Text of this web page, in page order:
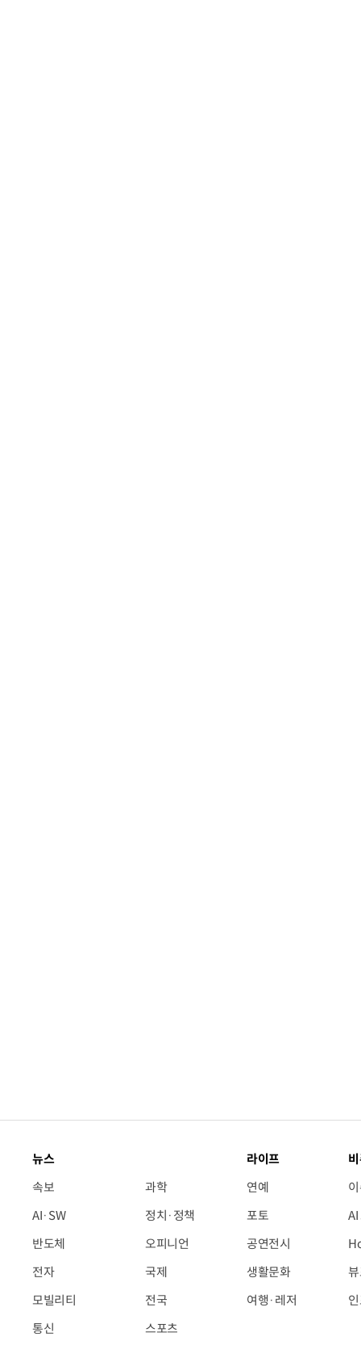
뉴스
속보
AI·SW
반도체
전자
모빌리티
통신
과학
정치·정책
오피니언
국제
전국
스포츠
라이프
연예
포토
공연전시
생활문화
여행·레저